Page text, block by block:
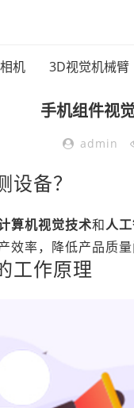
机 3D视觉机械臂
手机组件视
admin
设备？
算机视觉技术和人
效率，降低产品质
工作原理